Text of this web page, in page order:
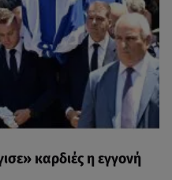
καρδιές η εγγονή